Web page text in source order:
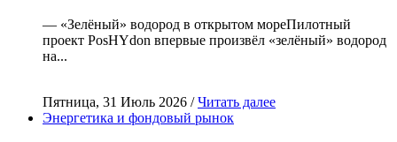
— «Зелёный» водород в открытом мореПилотный
проект PosHYdon впервые произвёл «зелёный» водород
на...
Пятница, 31 Июль 2026 /Читать далее
Энергетика и фондовый рынок